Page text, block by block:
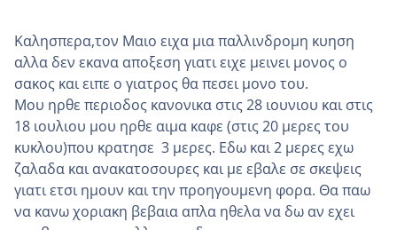
Καλησπερα,τον Μαιο ειχα μια παλλινδρομη κυηση
αλλα δεν εκανα αποξεση γιατι ειχε μεινει μονος ο
σακος και ειπε ο γιατρος θα πεσει μονο του.
Μου ηρθε περιοδος κανονικα στις 28 ιουνιου και στις
18 ιουλιου μου ηρθε αιμα καφε (στις 20 μερες του
κυκλου)που κρατησε 3 μερες. Εδω και 2 μερες εχω
ζαλαδα και ανακατοσουρες και με εβαλε σε σκεψεις
γιατι ετσι ημουν και την προηγουμενη φορα. Θα παω
να κανω χοριακη βεβαια απλα ηθελα να δω αν εχει